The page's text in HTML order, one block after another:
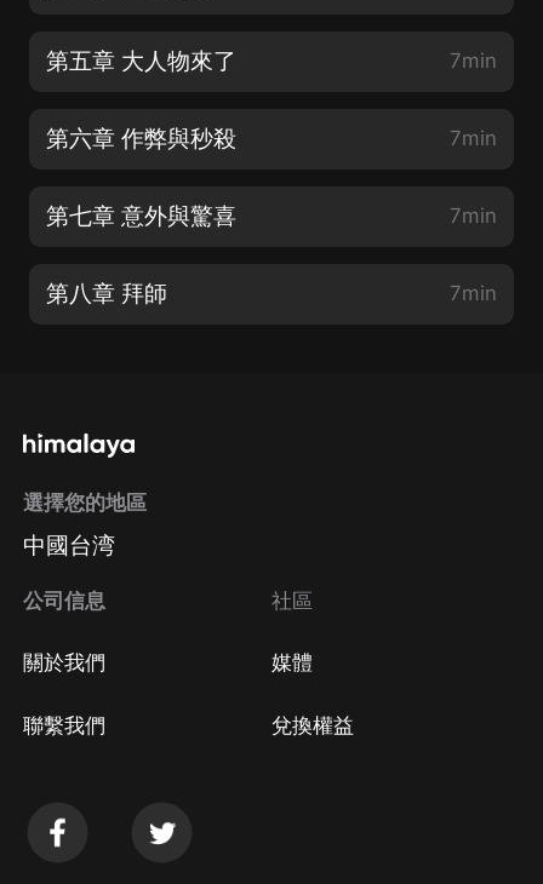
第五章 大人物來了 7min
第六章 作弊與秒殺 7min
第七章 意外與驚喜 7min
第八章 拜師 7min
選擇您的地區
中國台湾
公司信息
關於我們
聯繫我們
社區
媒體
兌換權益